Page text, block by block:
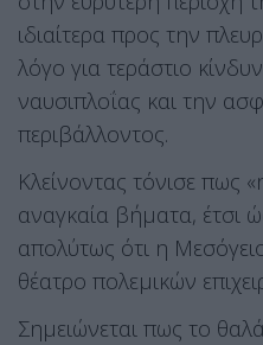
ιδιαίτερα προς την
λόγο για τεράστιο
ναυσιπλοΐας και την
περιβάλλοντος.
Κλείνοντας τόνισε πως
αναγκαία βήματα, έτσι
απολύτως ότι η
θέατρο πολεμικών
Σημειώνεται πως το